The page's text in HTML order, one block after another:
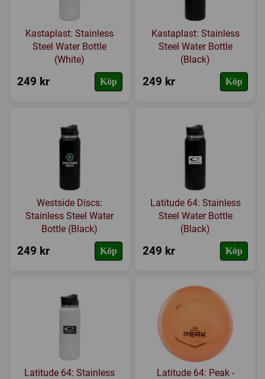
Kastaplast: Stainless
Steel Water Bottle
(White)
249 kr Köp
Kastaplast: Stainless
Steel Water Bottle
(Black)
249 kr Köp
Westside Discs:
Stainless Steel Water
Bottle (Black)
249 kr Köp
Latitude 64: Stainless
Steel Water Bottle
(Black)
249 kr Köp
Latitude 64: Stainless
Latitude 64: Peak -